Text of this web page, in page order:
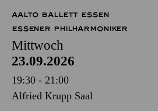
AALTO BALLETT ESSEN
ESSENER PHILHARMONIKER
Mittwoch
23.09.2026
19:30 - 21:00
Alfried Krupp Saal